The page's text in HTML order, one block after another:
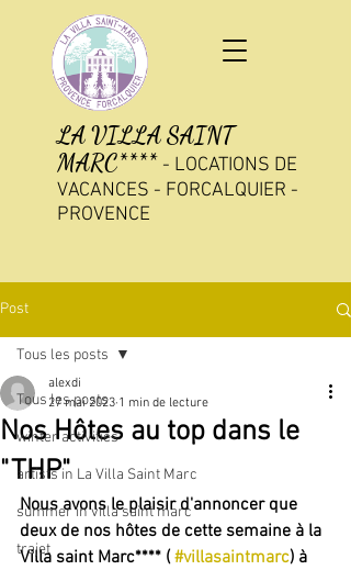
LA VILLA SAINT
MARC**** - LOCATIONS DE
VACANCES - FORCALQUIER -
PROVENCE
Post
Tous les posts
winter activities
artists in La Villa Saint Marc
summer in villa saint marc
trajet
Tous les posts
Nos Hôtes au top dans le
"THP"
alexdi
27 mai 2023 1 min de lecture
Nous avons le plaisir d'annoncer que
deux de nos hôtes de cette semaine à la
Villa saint Marc**** ( #villasaintmarc) à